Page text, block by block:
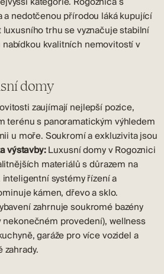
a nedotčenou přírodou láká kupující
trhu se vyznačuje stabilní
kvalitních nemovitostí v
domy
zaujímají nejlepší pozice,
terénu s panoramatickým výhledem
u moře. Soukromí a exkluzivita jsou
výstavby:Luxusní domy v Rogoznici
materiálů s důrazem na
systémy řízení a
kámen, dřevo a sklo.
zahrnuje soukromé bazény
nekonečném provedení), wellness
garáže pro více vozidel a